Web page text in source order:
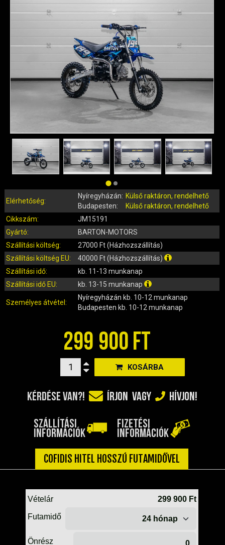
ROBBANÓMOTOROS KERÉKPÁR ALKATRÉSZEK
SIMSON ALKATRÉSZEK
AKKUMULÁTOR (ROBOGÓ, MOPED, QUAD)
BERÚGÓ ALKATRÉSZEK (ROBOGÓ, MOPED, QUAD)
BOWDENEK, SPIRÁLOK
CSAPÁGYAK, SZIMERINGEK
DOBOZOK, BOXOK, CSOMAGTARTÓK
DONGÓ MOTOR ALKATRÉSZEK
ELEKTROMOS KERÉKPÁR ALKATRÉSZEK
FÉKRENDSZER ÉS ALKATRÉSZEI
FELNI (MOTOR, QUAD)
GUMIK, BELSŐK (ROBOGÓ, QUAD, MOPED)
GYERTYÁK, PIPÁK
IDOMOK, BURKOLATOK, ÜLÉSEK
IRÁNYJELZŐ
IZZÓ (ROBOGÓ, QUAD, MOTOR)
KARBURÁTOROK ÉS ALKATRÉSZEIK
KENŐANYAGOK, TISZTÍTÓK, ÁPOLÓK
KIEGÉSZÍTŐK
KILÓMÉTERÓRA ÉS ALKATRÉSZEI
KIPUFOGÓK ÉS TARTOZÉKAIK
KXD QUAD ÉS DIRT BIKE ALKATRÉSZEK
LÁNCKEREKEK, LÁNCOK
MOTORBLOKK ÉS ALKATRÉSZEI
RUHÁZAT, VÉDŐFELSZERELÉSEK
SZŰRŐK ÉS TARTOZÉKAIK
TELESZKÓP ÉS ALKATRÉSZEI
TÖMÍTÉSEK (ROBOGÓ, MOPED, QUAD)
ÜZEMANYAG ELLÁTÓ RENDSZER
%KÉSZLET KISÖPRÉS%
Elérhetőség:
Nyíregyházán: Külső raktáron, rendelhető
Budapesten:
Külső raktáron, rendelhető
Cikkszám:
JM15191
Gyártó:
BARTON-MOTORS
Szállítási költség:
27000 Ft (Házhozszállítás)
Szállítási költség EU:
40000 Ft (Házhozszállítás)
Szállítási idő:
kb. 11-13 munkanap
Szállítási idő EU:
kb. 13-15 munkanap
Személyes átvétel:
Nyíregyházán kb. 10-12 munkanap
Budapesten kb. 10-12 munkanap
299 900 FT
KOSÁRBA
KÉRDÉSE VAN?! ÍRJON VAGY HÍVJON!
SZÁLLÍTÁSI
INFORMÁCIÓK
FIZETÉSI
INFORMÁCIÓK
COFIDIS HITEL HOSSZÚ FUTAMIDŐVEL